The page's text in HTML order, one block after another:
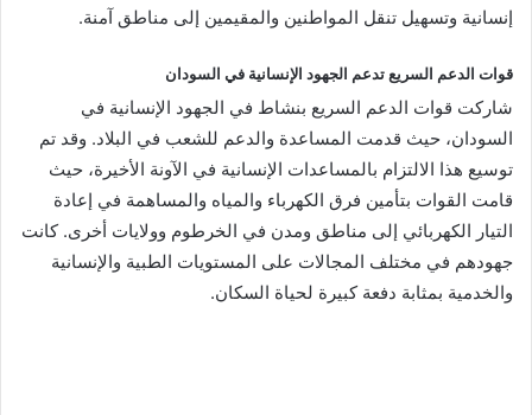
إنسانية وتسهيل تنقل المواطنين والمقيمين إلى مناطق آمنة.
قوات الدعم السريع تدعم الجهود الإنسانية في السودان
شاركت قوات الدعم السريع بنشاط في الجهود الإنسانية في
السودان، حيث قدمت المساعدة والدعم للشعب في البلاد. وقد تم
توسيع هذا الالتزام بالمساعدات الإنسانية في الآونة الأخيرة، حيث
قامت القوات بتأمين فرق الكهرباء والمياه والمساهمة في إعادة
التيار الكهربائي إلى مناطق ومدن في الخرطوم وولايات أخرى. كانت
جهودهم في مختلف المجالات على المستويات الطبية والإنسانية
والخدمية بمثابة دفعة كبيرة لحياة السكان.